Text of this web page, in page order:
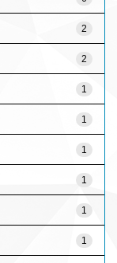
2
2
1
1
1
1
1
1